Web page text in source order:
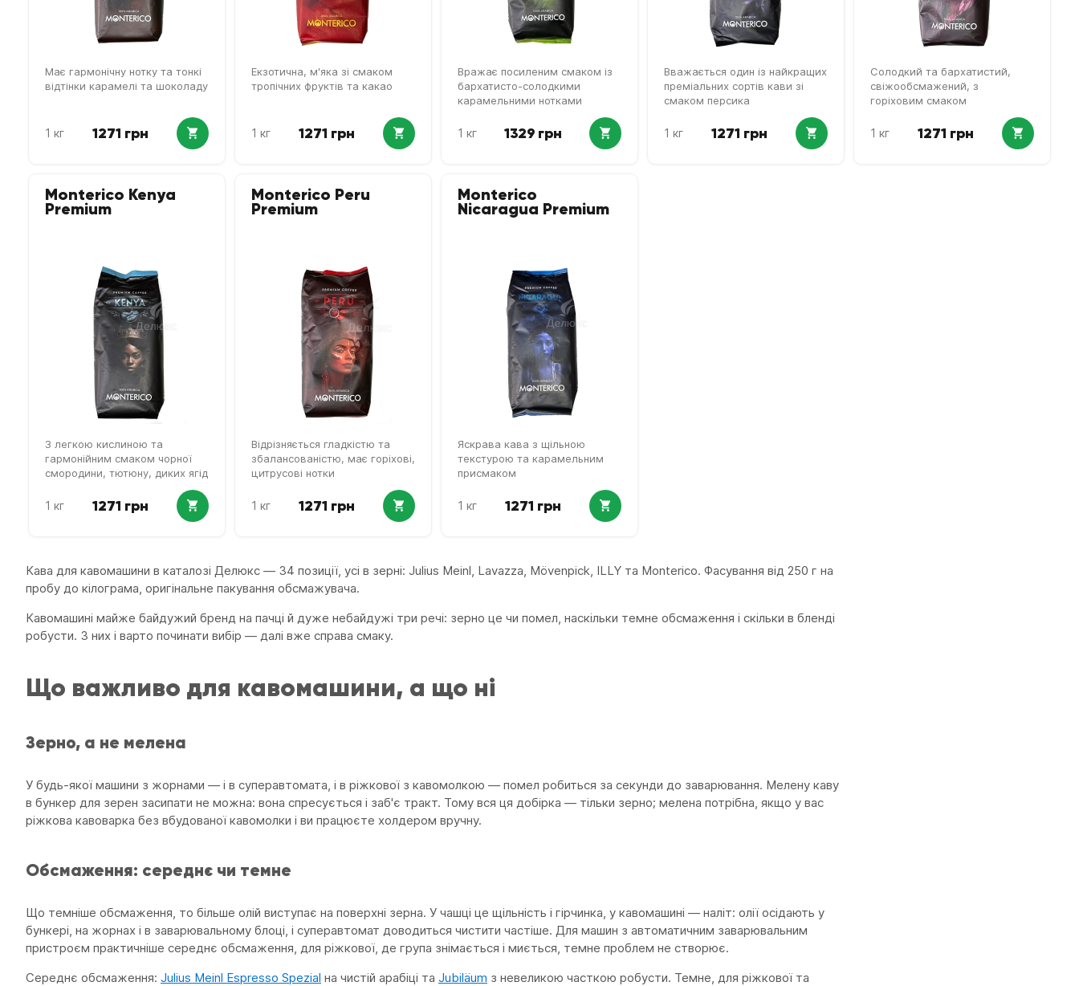
Має гармонічну нотку та тонкі
відтінки карамелі та шоколаду
1 кг 1271 грн
Екзотична, м'яка зі смаком
тропічних фруктів та какао
1 кг 1271 грн
Вражає посиленим смаком із
бархатисто-солодкими
карамельними нотками
1 кг 1329 грн
Вважається один із найкращих
преміальних сортів кави зі
смаком персика
1 кг 1271 грн
Солодкий та бархатистий,
свіжообсмажений, з
горіховим смаком
1 кг 1271 грн
Monterico Kenya
Premium
З легкою кислиною та
гармонійним смаком чорної
смородини, тютюну, диких ягід
1 кг 1271 грн
Monterico Peru
Premium
Відрізняється гладкістю та
збалансованістю, має горіхові,
цитрусові нотки
1 кг 1271 грн
Monterico
Nicaragua Premium
Яскрава кава з щільною
текстурою та карамельним
присмаком
1 кг 1271 грн
Кава для кавомашини в каталозі Делюкс — 34 позиції, усі в зерні: Julius Meinl, Lavazza, Mövenpick, ILLY та Monterico. Фасування від 250 г на
пробу до кілограма, оригінальне пакування обсмажувача.
Кавомашині майже байдужий бренд на пачці й дуже небайдужі три речі: зерно це чи помел, наскільки темне обсмаження і скільки в бленді
робусти. З них і варто починати вибір — далі вже справа смаку.
Що важливо для кавомашини, а що ні
Зерно, а не мелена
У будь-якої машини з жорнами — і в суперавтомата, і в ріжкової з кавомолкою — помел робиться за секунди до заварювання. Мелену каву
в бункер для зерен засипати не можна: вона спресується і заб'є тракт. Тому вся ця добірка — тільки зерно; мелена потрібна, якщо у вас
ріжкова кавоварка без вбудованої кавомолки і ви працюєте холдером вручну.
Обсмаження: середнє чи темне
Що темніше обсмаження, то більше олій виступає на поверхні зерна. У чашці це щільність і гірчинка, у кавомашині — наліт: олії осідають у
бункері, на жорнах і в заварювальному блоці, і суперавтомат доводиться чистити частіше. Для машин з автоматичним заварювальним
пристроєм практичніше середнє обсмаження, для ріжкової, де група знімається і миється, темне проблем не створює.
Середнє обсмаження: Julius Meinl Espresso Spezial на чистій арабіці та Jubiläum з невеликою часткою робусти. Темне, для ріжкової та